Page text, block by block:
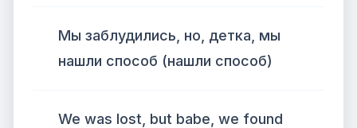
Мы заблудились, но, детка, мы
нашли способ (нашли способ)
We was lost, but babe, we found